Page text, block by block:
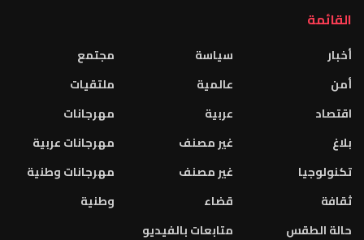
القائمة
أخبار
أمن
اقتصاد
بلاغ
تكنولوجيا
ثقافة
حالة الطقس
سياسة
عالمية
عربية
غير مصنف
غير مصنف
قضاء
متابعات بالفيديو
مجتمع
ملتقيات
مهرجانات
مهرجانات عربية
مهرجانات وطنية
وطنية